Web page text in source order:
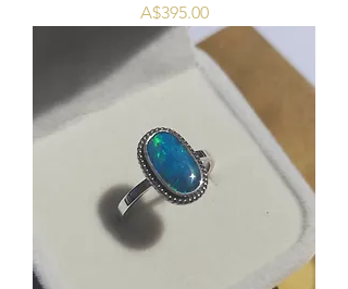
価格
A$395.00